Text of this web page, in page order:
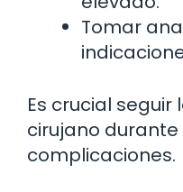
Tomar
Es crucial
cirujano
complicaciones.